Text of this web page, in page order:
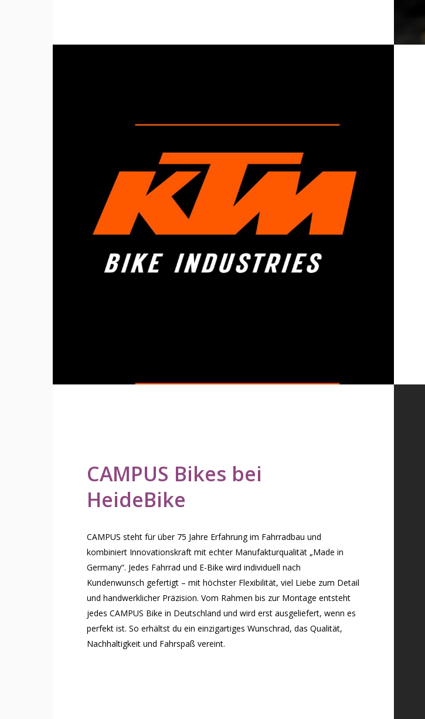
CAMPUS Bikes bei
HeideBike
CAMPUS steht für über 75 Jahre Erfahrung im Fahrradbau und
kombiniert Innovationskraft mit echter Manufakturqualität „Made in
Germany“. Jedes Fahrrad und E-Bike wird individuell nach
Kundenwunsch gefertigt – mit höchster Flexibilität, viel Liebe zum Detail
und handwerklicher Präzision. Vom Rahmen bis zur Montage entsteht
jedes CAMPUS Bike in Deutschland und wird erst ausgeliefert, wenn es
perfekt ist. So erhältst du ein einzigartiges Wunschrad, das Qualität,
Nachhaltigkeit und Fahrspaß vereint.